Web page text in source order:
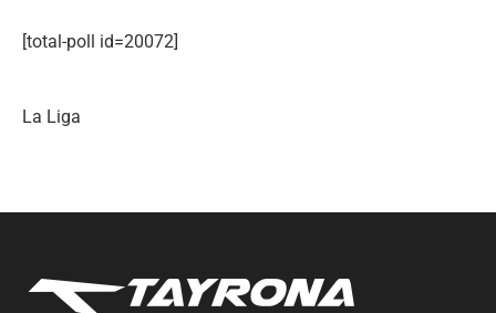
[total-poll id=20072]
La Liga